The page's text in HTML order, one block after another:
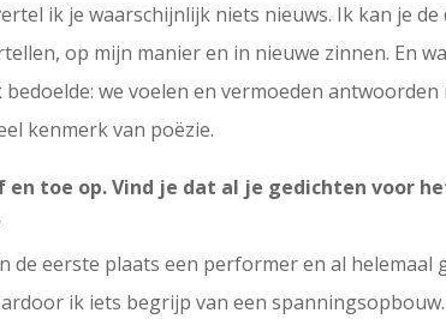
ik je waarschijnlijk niets nieuws. Ik kan je
op mijn manier en in nieuwe zinnen. En
bedoelde: we voelen en vermoeden
kenmerk van poëzie.
en toe op. Vind je dat al je gedichten voor
de eerste plaats een performer en al
ik iets begrijp van een